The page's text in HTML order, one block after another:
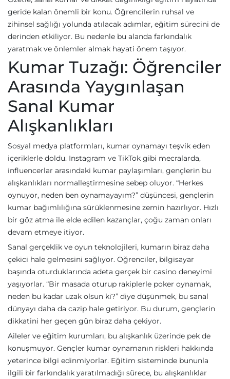
geride kalan önemli bir konu. Öğrencilerin ruhsal ve
zihinsel sağlığı yolunda atılacak adımlar, eğitim sürecini de
derinden etkiliyor. Bu nedenle bu alanda farkındalık
yaratmak ve önlemler almak hayati önem taşıyor.
Kumar Tuzağı: Öğrenciler
Arasında Yaygınlaşan
Sanal Kumar
Alışkanlıkları
Sosyal medya platformları, kumar oynamayı teşvik eden
içeriklerle doldu. Instagram ve TikTok gibi mecralarda,
influencerlar arasındaki kumar paylaşımları, gençlerin bu
alışkanlıkları normalleştirmesine sebep oluyor. “Herkes
oynuyor, neden ben oynamayayım?” düşüncesi, gençlerin
kumar bağımlılığına sürüklenmesine zemin hazırlıyor. Hızlı
bir göz atma ile elde edilen kazançlar, çoğu zaman onları
devam etmeye itiyor.
Sanal gerçeklik ve oyun teknolojileri, kumarın biraz daha
çekici hale gelmesini sağlıyor. Öğrenciler, bilgisayar
başında oturduklarında adeta gerçek bir casino deneyimi
yaşıyorlar. “Bir masada oturup rakiplerle poker oynamak,
neden bu kadar uzak olsun ki?” diye düşünmek, bu sanal
dünyayı daha da cazip hale getiriyor. Bu durum, gençlerin
dikkatini her geçen gün biraz daha çekiyor.
Aileler ve eğitim kurumları, bu alışkanlık üzerinde pek de
konuşmuyor. Gençler kumar oynamanın riskleri hakkında
yeterince bilgi edinmiyorlar. Eğitim sisteminde bununla
ilgili bir farkındalık yaratılmadığı sürece, bu alışkanlıklar